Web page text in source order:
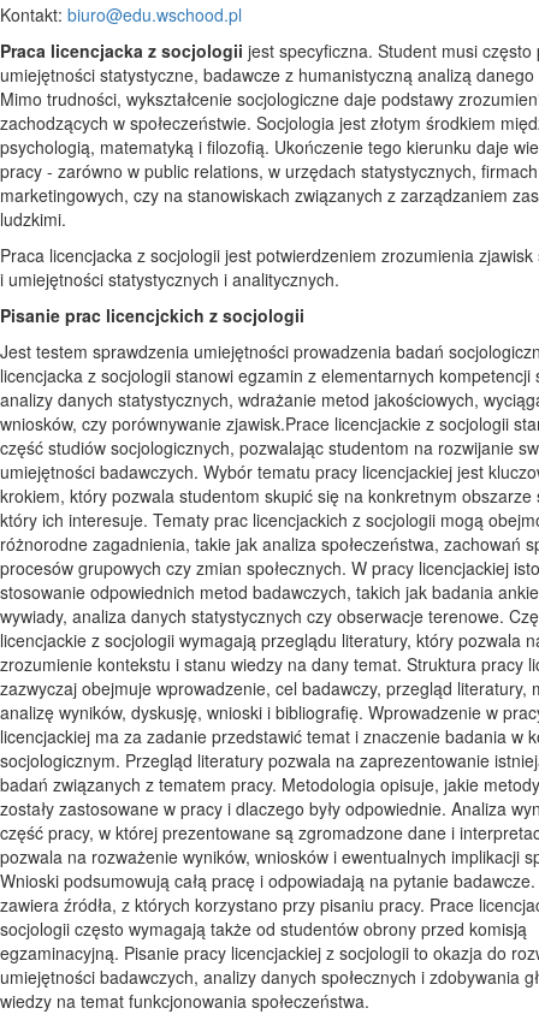
Kontakt: biuro@edu.wschood.pl
Praca licencjacka z socjologii jest specyficzna. Student musi często
umiejętności statystyczne, badawcze z humanistyczną analizą
Mimo trudności, wykształcenie socjologiczne daje podstawy
zachodzących w społeczeństwie. Socjologia jest złotym środkiem
psychologią, matematyką i filozofią. Ukończenie tego kierunku daje
pracy - zarówno w public relations, w urzędach statystycznych, firmach
marketingowych, czy na stanowiskach związanych z zarządzaniem
ludzkimi.
Praca licencjacka z socjologii jest potwierdzeniem zrozumienia zjawisk
i umiejętności statystycznych i analitycznych.
Pisanie prac licencjckich z socjologii
Jest testem sprawdzenia umiejętności prowadzenia badań
licencjacka z socjologii stanowi egzamin z elementarnych kompetencji
analizy danych statystycznych, wdrażanie metod jakościowych,
wniosków, czy porównywanie zjawisk.Prace licencjackie z socjologii
część studiów socjologicznych, pozwalając studentom na rozwijanie
umiejętności badawczych. Wybór tematu pracy licencjackiej jest
krokiem, który pozwala studentom skupić się na konkretnym obszarze
który ich interesuje. Tematy prac licencjackich z socjologii mogą
różnorodne zagadnienia, takie jak analiza społeczeństwa, zachowań
procesów grupowych czy zmian społecznych. W pracy licencjackiej
stosowanie odpowiednich metod badawczych, takich jak badania
wywiady, analiza danych statystycznych czy obserwacje terenowe.
licencjackie z socjologii wymagają przeglądu literatury, który pozwala
zrozumienie kontekstu i stanu wiedzy na dany temat. Struktura pracy
zazwyczaj obejmuje wprowadzenie, cel badawczy, przegląd literatury,
analizę wyników, dyskusję, wnioski i bibliografię. Wprowadzenie w
licencjackiej ma za zadanie przedstawić temat i znaczenie badania w
socjologicznym. Przegląd literatury pozwala na zaprezentowanie
badań związanych z tematem pracy. Metodologia opisuje, jakie
zostały zastosowane w pracy i dlaczego były odpowiednie. Analiza
część pracy, w której prezentowane są zgromadzone dane i
pozwala na rozważenie wyników, wniosków i ewentualnych implikacji
Wnioski podsumowują całą pracę i odpowiadają na pytanie
zawiera źródła, z których korzystano przy pisaniu pracy. Prace
socjologii często wymagają także od studentów obrony przed komisją
egzaminacyjną. Pisanie pracy licencjackiej z socjologii to okazja do
umiejętności badawczych, analizy danych społecznych i zdobywania
wiedzy na temat funkcjonowania społeczeństwa.